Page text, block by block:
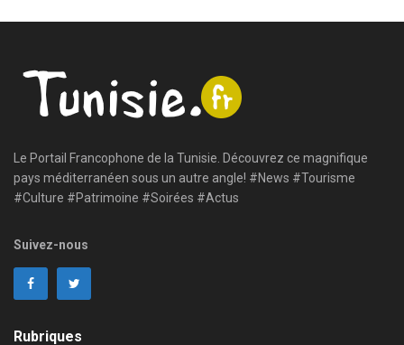
Le Portail Francophone de la Tunisie. Découvrez ce magnifique
pays méditerranéen sous un autre angle! #News #Tourisme
#Culture #Patrimoine #Soirées #Actus
Suivez-nous
Rubriques